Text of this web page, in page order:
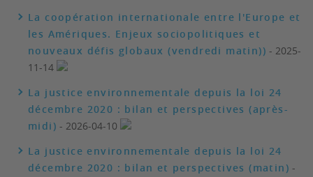
La coopération internationale entre l'Europe et
les Amériques. Enjeux sociopolitiques et
nouveaux défis globaux (vendredi matin)) - 2025-
11-14
La justice environnementale depuis la loi 24
décembre 2020 : bilan et perspectives (après-
midi) - 2026-04-10
La justice environnementale depuis la loi 24
décembre 2020 : bilan et perspectives (matin) -